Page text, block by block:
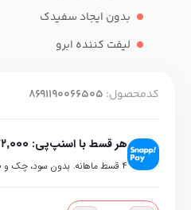
بدون ایجاد سفیدک
لیفت کننده ابرو
کدمحصول: 8691190066505
هر قسط با اسنپ‌پی:
۴ قسط ماهانه. بدون سود، چک و ضامن.